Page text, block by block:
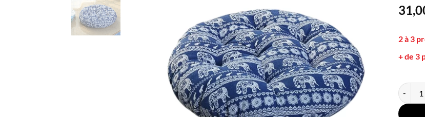
2 à 3
+ de 3